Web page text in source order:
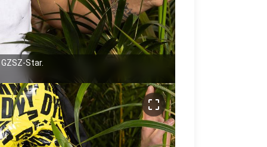
Star.
crop_free